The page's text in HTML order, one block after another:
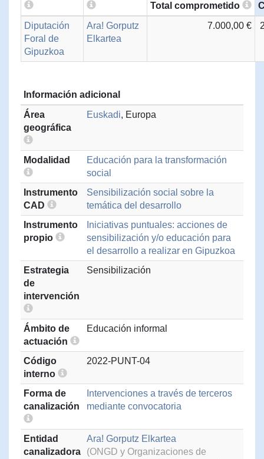
Total comprometido
Diputación
Foral de
Gipuzkoa
Ara! Gorputz
Elkartea
7.000,00 €
Información adicional
Área
geográfica
Euskadi, Europa
Modalidad
Educación para la transformación
social
Instrumento
CAD
Sensibilización social sobre la
temática del desarrollo
Instrumento
propio
Iniciativas puntuales: acciones de
sensibilización y/o educación para
el desarrollo a realizar en Gipuzkoa
Estrategia
de
intervención
Sensibilización
Ámbito de
actuación
Educación informal
Código
interno
2022-PUNT-04
Forma de
canalización
Intervenciones a través de terceros
mediante convocatoria
Entidad
canalizadora
Ara! Gorputz Elkartea
(ONGD y Organizaciones de